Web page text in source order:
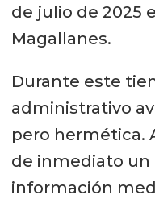
de julio de 2025
Magallanes.
Durante este
administrativo
pero hermética.
de inmediato
información